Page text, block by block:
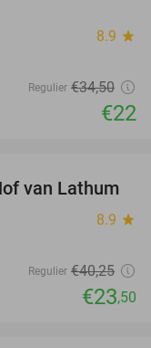
8.9 star
Regulier €34,50
€22
42%
van Lathum
8.9 star
Regulier €40,25
€23,50